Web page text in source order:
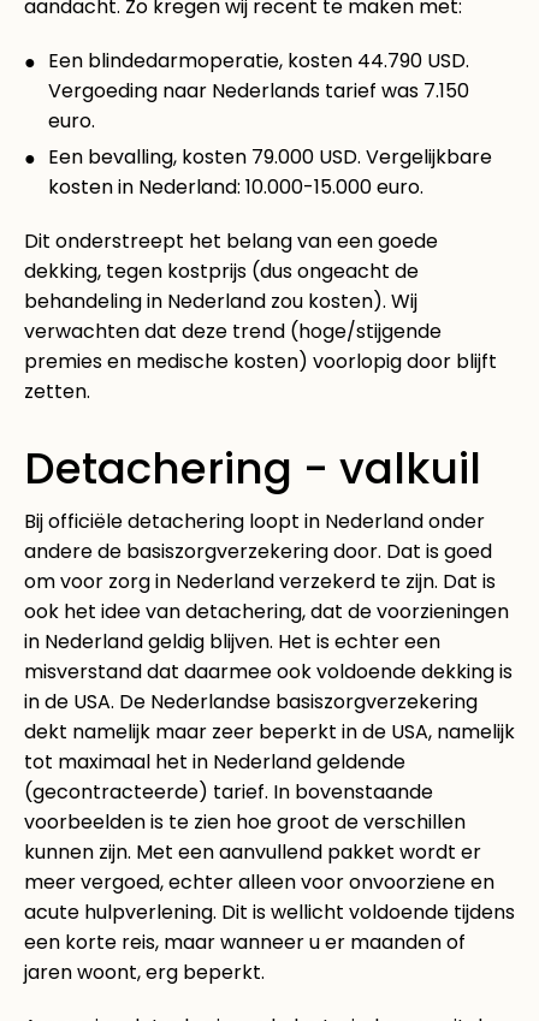
aandacht. Zo kregen wij recent te maken met:
Een blindedarmoperatie, kosten 44.790 USD.
Vergoeding naar Nederlands tarief was 7.150
euro.
Een bevalling, kosten 79.000 USD. Vergelijkbare
kosten in Nederland: 10.000-15.000 euro.
Dit onderstreept het belang van een goede
dekking, tegen kostprijs (dus ongeacht de
behandeling in Nederland zou kosten). Wij
verwachten dat deze trend (hoge/stijgende
premies en medische kosten) voorlopig door blijft
zetten.
Detachering - valkuil
Bij officiële detachering loopt in Nederland onder
andere de basiszorgverzekering door. Dat is goed
om voor zorg in Nederland verzekerd te zijn. Dat is
ook het idee van detachering, dat de voorzieningen
in Nederland geldig blijven. Het is echter een
misverstand dat daarmee ook voldoende dekking is
in de USA. De Nederlandse basiszorgverzekering
dekt namelijk maar zeer beperkt in de USA, namelijk
tot maximaal het in Nederland geldende
(gecontracteerde) tarief. In bovenstaande
voorbeelden is te zien hoe groot de verschillen
kunnen zijn. Met een aanvullend pakket wordt er
meer vergoed, echter alleen voor onvoorziene en
acute hulpverlening. Dit is wellicht voldoende tijdens
een korte reis, maar wanneer u er maanden of
jaren woont, erg beperkt.